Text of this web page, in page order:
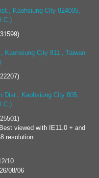
Kaohsiung City 824005,
City 811 , Taiwan
Dist., Kaohsiung City 805,
viewed with IE11.0 + and
resolution
10
08/06